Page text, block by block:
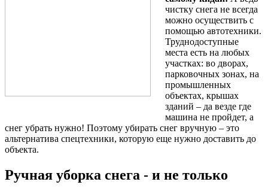
чистку снега не всегда
можно осуществить с
помощью автотехники.
Труднодоступные
места есть на любых
участках: во дворах,
парковочных зонах, на
промышленных
объектах, крышах
зданий – да везде где
машина не пройдет, а
снег убрать нужно! Поэтому убирать снег вручную – это
альтернатива спецтехники, которую еще нужно доставить до
объекта.
Ручная уборка снега - и не только